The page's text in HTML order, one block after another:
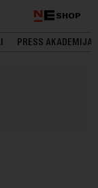
SHOP
PRESS AKADEMIJA